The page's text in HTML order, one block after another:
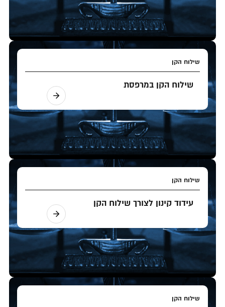
שילוח הקן
שילוח הקן במרפסת
שילוח הקן
עידוד קינון לצורך שילוח הקן
שילוח הקן